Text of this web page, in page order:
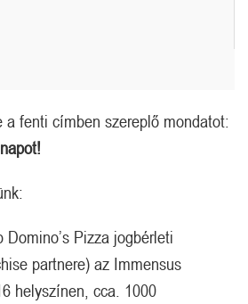
a fenti címben szereplő mondatot:
Pizza jogbérleti
partnere) az Immensus
helyszínen, cca. 1000